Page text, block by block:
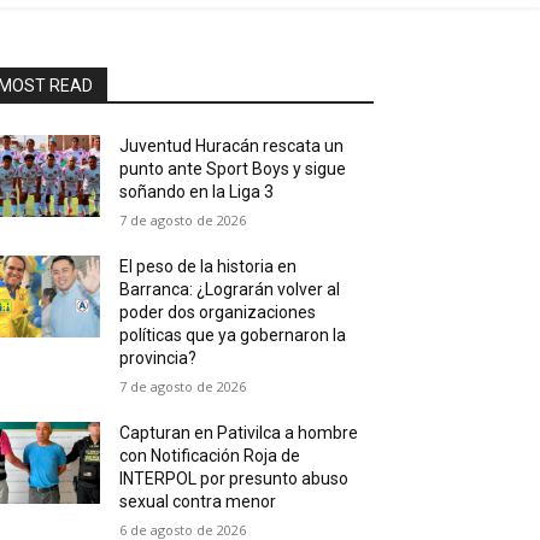
READ
Juventud Huracán rescata un
punto ante Sport Boys y sigue
soñando en la Liga 3
7 de agosto de 2026
El peso de la historia en
Barranca: ¿Lograrán volver al
poder dos organizaciones
políticas que ya gobernaron la
provincia?
7 de agosto de 2026
Capturan en Pativilca a hombre
con Notificación Roja de
INTERPOL por presunto abuso
sexual contra menor
6 de agosto de 2026